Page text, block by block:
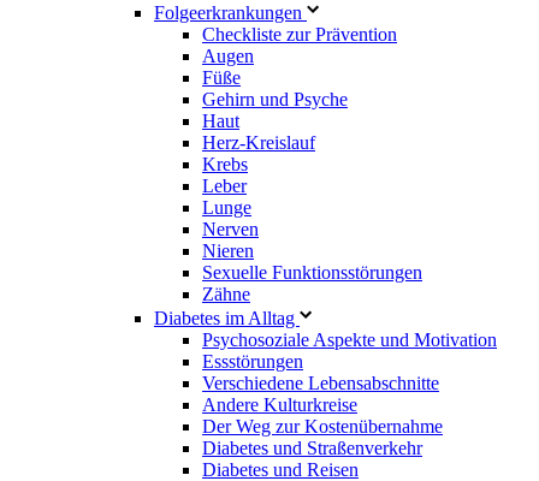
Folgeerkrankungen
Checkliste zur Prävention
Augen
Füße
Gehirn und Psyche
Haut
Herz-Kreislauf
Krebs
Leber
Lunge
Nerven
Nieren
Sexuelle Funktionsstörungen
Zähne
Diabetes im Alltag
Psychosoziale Aspekte und Motivation
Essstörungen
Verschiedene Lebensabschnitte
Andere Kulturkreise
Der Weg zur Kostenübernahme
Diabetes und Straßenverkehr
Diabetes und Reisen